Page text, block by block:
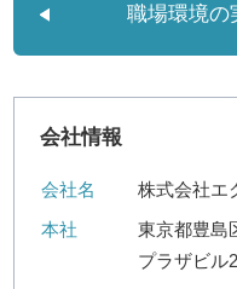
職場環境の
会社情報
会社名
株式会社エ
本社
東京都豊島
プラザビル